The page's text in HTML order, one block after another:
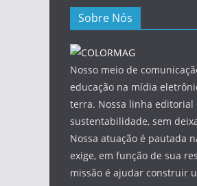
Sobre Nós
Nosso meio de
educação na mídia
terra. Nossa linha editorial
sustentabilidade, sem
Nossa atuação é pautada
exige, em função de sua
missão é ajudar construir